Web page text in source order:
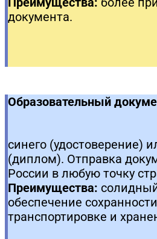
документа.
Образовательный
синего (удостоверение)
(диплом). Отправка
России в любую точку
Преимущества:
обеспечение
транспортировке и